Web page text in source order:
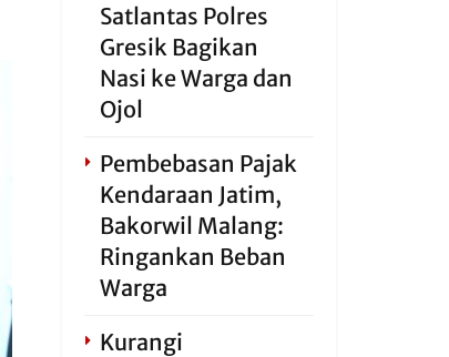
Satlantas Polres
Gresik Bagikan
Nasi ke Warga dan
Ojol
Pembebasan Pajak
Kendaraan Jatim,
Bakorwil Malang:
Ringankan Beban
Warga
Kurangi